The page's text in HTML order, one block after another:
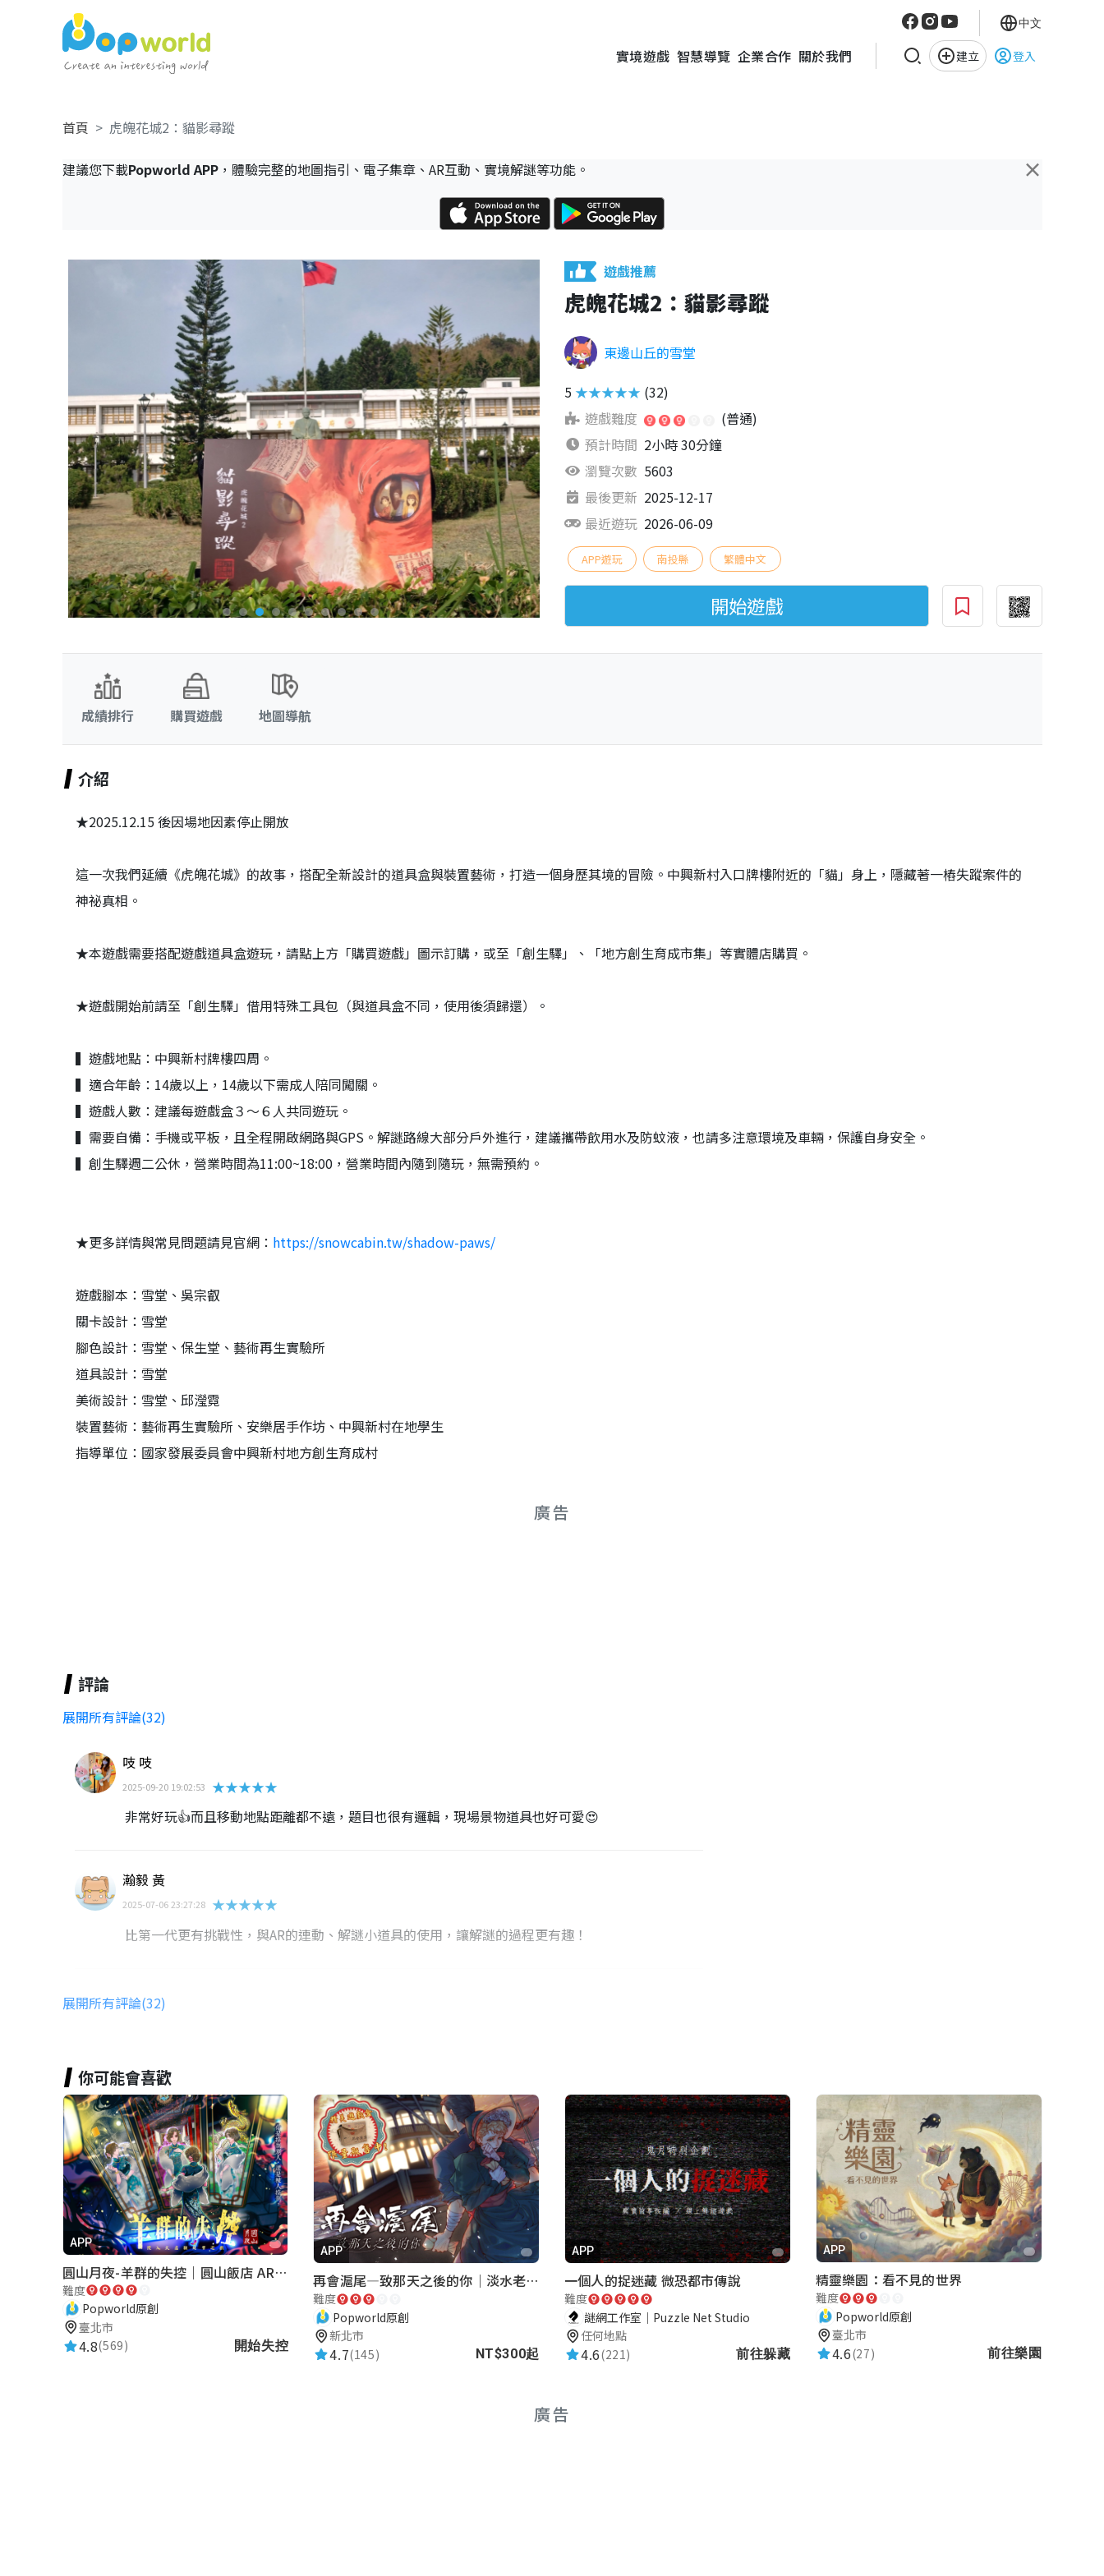
實境遊戲 智慧導覽 企業合作 關於我們 建立 登入
中文
首頁 虎魄花城2：貓影尋蹤
×
建議您下載Popworld APP，體驗完整的地圖指引、電子集章、AR互動、實境解謎等功能。
遊戲推薦
虎魄花城2：貓影尋蹤
東邊山丘的雪堂
5 ★★★★★ (32)
遊戲難度
(普通)
預計時間 2小時 30分鐘
瀏覽次數 5603
最後更新 2025-12-17
最近遊玩 2026-06-09
APP遊玩 南投縣 繁體中文
開始遊戲
成績排行 購買遊戲 地圖導航
介紹
★2025.12.15 後因場地因素停止開放
這一次我們延續《虎魄花城》的故事，搭配全新設計的道具盒與裝置藝術，打造一個身歷其境的冒險。中興新村入口牌樓附近的「貓」身上，隱藏著一樁失蹤案件的
神祕真相。
★本遊戲需要搭配遊戲道具盒遊玩，請點上方「購買遊戲」圖示訂購，或至「創生驛」、「地方創生育成市集」等實體店購買。
★遊戲開始前請至「創生驛」借用特殊工具包（與道具盒不同，使用後須歸還）。
▍遊戲地點：中興新村牌樓四周。
▍適合年齡：14歲以上，14歲以下需成人陪同闖關。
▍遊戲人數：建議每遊戲盒３～６人共同遊玩。
▍需要自備：手機或平板，且全程開啟網路與GPS。解謎路線大部分戶外進行，建議攜帶飲用水及防蚊液，也請多注意環境及車輛，保護自身安全。
▍創生驛週二公休，營業時間為11:00~18:00，營業時間內隨到隨玩，無需預約。
★更多詳情與常見問題請見官網： https://snowcabin.tw/shadow-paws/
遊戲腳本：雪堂、吳宗叡
關卡設計：雪堂
腳色設計：雪堂、保生堂、藝術再生實驗所
道具設計：雪堂
美術設計：雪堂、邱瀅霓
裝置藝術：藝術再生實驗所、安樂居手作坊、中興新村在地學生
指導單位：國家發展委員會中興新村地方創生育成村
廣告
評論
展開所有評論(32)
吱 吱
2025-09-20 19:02:53
★★★★★
非常好玩👍而且移動地點距離都不遠，題目也很有邏輯，現場景物道具也好可愛😍
瀚毅 黃
2025-07-06 23:27:28 ★★★★★
比第一代更有挑戰性，與AR的連動、解謎小道具的使用，讓解謎的過程更有趣！
Angela Shih
同樣在資料館大卡關🤣
解謎很有創意很好玩～
eva huang
2025-06-07 12:19:14 ★★★★★
視覺設計不錯，題目也不會太難
Xuan
2025-04-02 22:26:00
資料館那關好難😂，謝謝作者的精心設計，換個角度認識在地，好棒
展開所有評論(32)
你可能會喜歡
APP
圓山月夜-羊群的失控｜圓山飯店 ARG實境解謎遊戲
難度
Popworld原創
臺北市
4.8(569) 開始失控
APP
再會滬尾—致那天之後的你｜淡水老街實境遊戲｜實體遊戲盒
難度
Popworld原創
新北市
4.7(145) NT$300起
APP
一個人的捉迷藏 微恐都市傳說
難度
謎網工作室｜Puzzle Net Studio
任何地點
4.6(221) 前往躲藏
APP
精靈樂園：看不見的世界
難度
Popworld原創
臺北市
4.6(27) 前往樂園
廣告